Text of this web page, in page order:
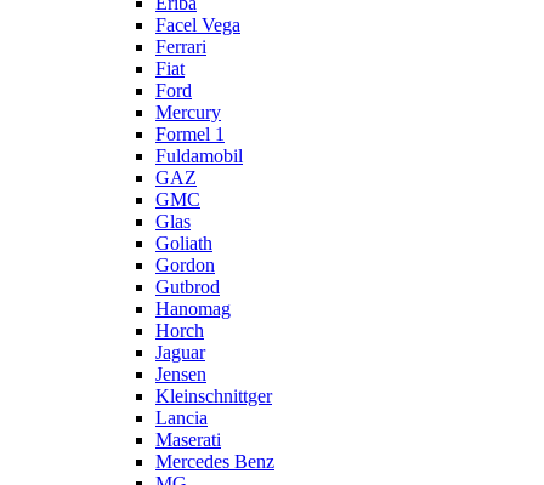
Facel Vega
Ferrari
Fiat
Ford
Mercury
Formel 1
Fuldamobil
GAZ
GMC
Glas
Goliath
Gordon
Gutbrod
Hanomag
Horch
Jaguar
Jensen
Kleinschnittger
Lancia
Maserati
Mercedes Benz